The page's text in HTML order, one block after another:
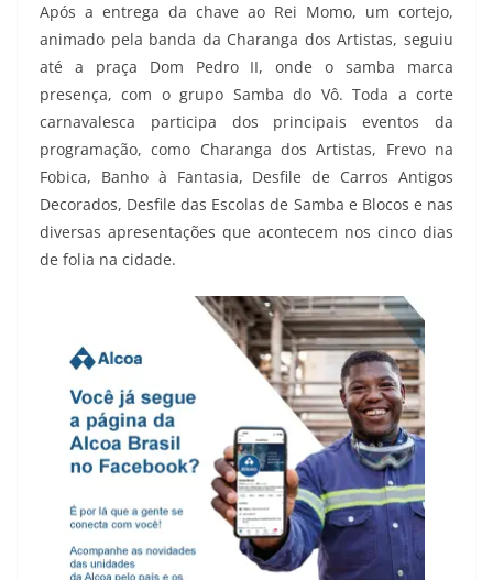
Após a entrega da chave ao Rei Momo, um cortejo,
animado pela banda da Charanga dos Artistas, seguiu
até a praça Dom Pedro II, onde o samba marca
presença, com o grupo Samba do Vô. Toda a corte
carnavalesca participa dos principais eventos da
programação, como Charanga dos Artistas, Frevo na
Fobica, Banho à Fantasia, Desfile de Carros Antigos
Decorados, Desfile das Escolas de Samba e Blocos e nas
diversas apresentações que acontecem nos cinco dias
de folia na cidade.